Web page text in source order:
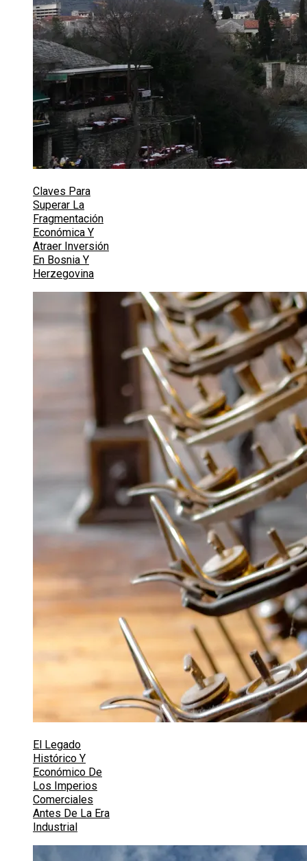
Claves Para
Superar La
Fragmentación
Económica Y
Atraer Inversión
En Bosnia Y
Herzegovina
El Legado
Histórico Y
Económico De
Los Imperios
Comerciales
Antes De La Era
Industrial